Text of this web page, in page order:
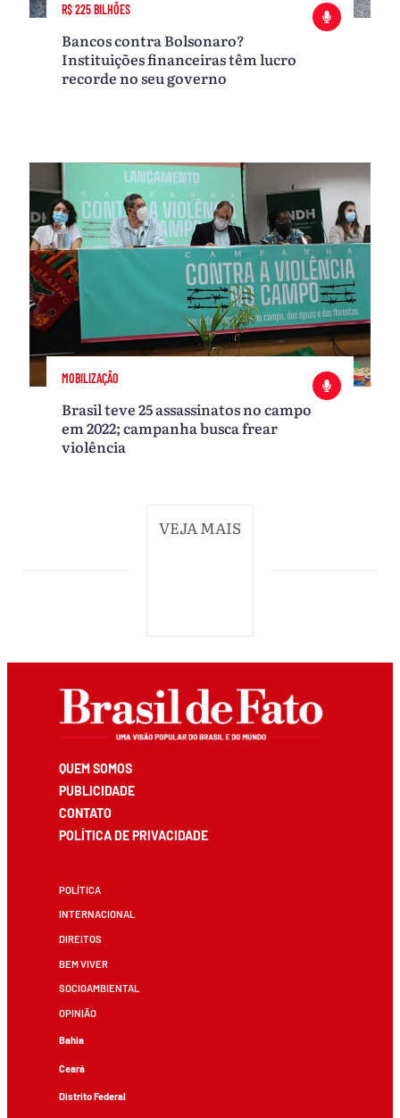
R$ 225 BILHÕES
Bancos contra Bolsonaro?
Instituições financeiras têm lucro
recorde no seu governo
MOBILIZAÇÃO
Brasil teve 25 assassinatos no campo
em 2022; campanha busca frear
violência
VEJA MAIS
QUEM SOMOS
PUBLICIDADE
CONTATO
POLÍTICA DE PRIVACIDADE
POLÍTICA
INTERNACIONAL
DIREITOS
BEM VIVER
SOCIOAMBIENTAL
OPINIÃO
Bahia
Ceará
Distrito Federal